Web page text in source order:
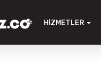
HIZMETLER